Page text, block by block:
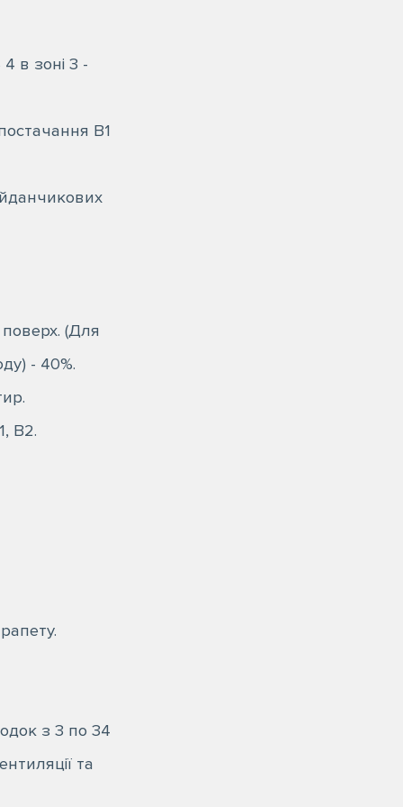
в зоні 3 -
В1
(Для
- 40%.
В2.
з 3 по 34
та